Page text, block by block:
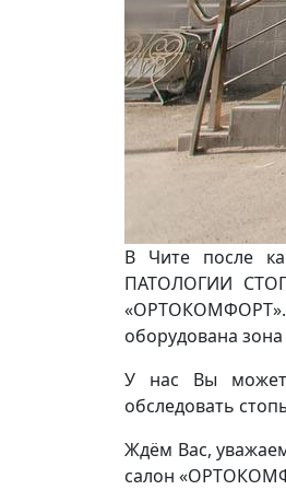
В Чите после
ПАТОЛОГИИ
оборудована
У нас Вы можете
обследовать
Ждём Вас,
салон